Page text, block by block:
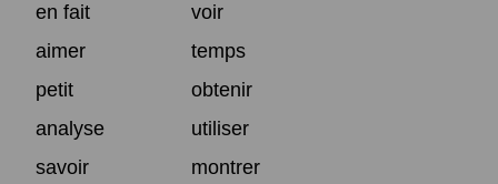
en fait
voir
aimer
temps
petit
obtenir
analyse
utiliser
savoir
montrer